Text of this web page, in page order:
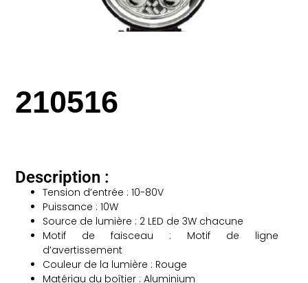
210516
Description :
Tension d’entrée : 10-80V
Puissance : 10W
Source de lumière : 2 LED de 3W chacune
Motif de faisceau : Motif de ligne
d’avertissement
Couleur de la lumière : Rouge
Matériau du boîtier : Aluminium